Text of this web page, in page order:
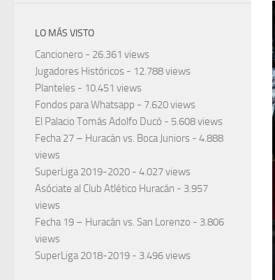
LO MÁS VISTO
Cancionero - 26.361 views
Jugadores Históricos - 12.788 views
Planteles - 10.451 views
Fondos para Whatsapp - 7.620 views
El Palacio Tomás Adolfo Ducó - 5.608 views
Fecha 27 – Huracán vs. Boca Juniors - 4.888
views
SuperLiga 2019-2020 - 4.027 views
Asóciate al Club Atlético Huracán - 3.957
views
Fecha 19 – Huracán vs. San Lorenzo - 3.806
views
SuperLiga 2018-2019 - 3.496 views